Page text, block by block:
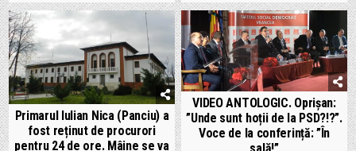
Primarul Iulian Nica (Panciu) a
fost reținut de procurori
pentru 24 de ore. Mâine se va
VIDEO ANTOLOGIC. Oprișan:
”Unde sunt hoții de la PSD?!?”.
Voce de la conferință: ”În